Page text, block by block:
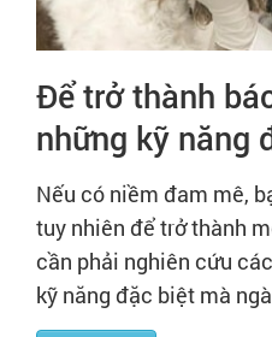
Để trở thành
những kỹ năng
Nếu có niềm đam mê,
tuy nhiên để trở thành
cần phải nghiên cứu
kỹ năng đặc biệt mà